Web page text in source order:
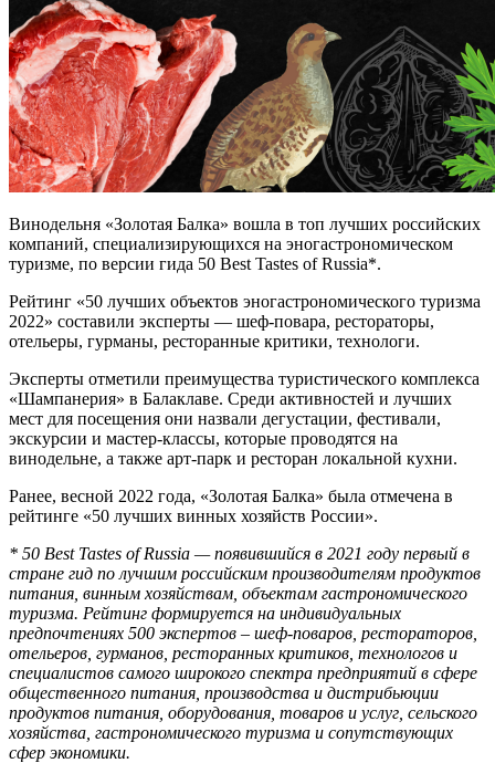
Винодельня «Золотая Балка» вошла в топ лучших российских
компаний, специализирующихся на эногастрономическом
туризме, по версии гида 50 Best Tastes of Russia*.
Рейтинг «50 лучших объектов эногастрономического туризма
2022» составили эксперты — шеф-повара, рестораторы,
отельеры, гурманы, ресторанные критики, технологи.
Эксперты отметили преимущества туристического комплекса
«Шампанерия» в Балаклаве. Среди активностей и лучших
мест для посещения они назвали дегустации, фестивали,
экскурсии и мастер-классы, которые проводятся на
винодельне, а также арт-парк и ресторан локальной кухни.
Ранее, весной 2022 года, «Золотая Балка» была отмечена в
рейтинге «50 лучших винных хозяйств России».
* 50 Best Tastes of Russia — появившийся в 2021 году первый в
стране гид по лучшим российским производителям продуктов
питания, винным хозяйствам, объектам гастрономического
туризма. Рейтинг формируется на индивидуальных
предпочтениях 500 экспертов – шеф-поваров, рестораторов,
отельеров, гурманов, ресторанных критиков, технологов и
специалистов самого широкого спектра предприятий в сфере
общественного питания, производства и дистрибьюции
продуктов питания, оборудования, товаров и услуг, сельского
хозяйства, гастрономического туризма и сопутствующих
сфер экономики.